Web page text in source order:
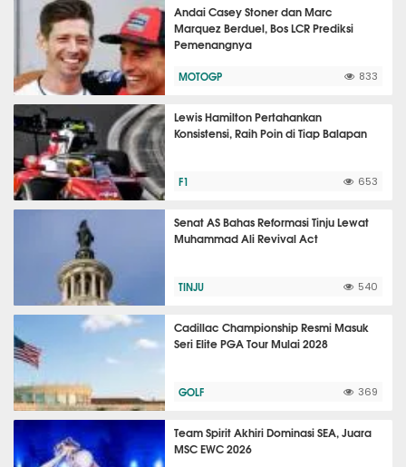
Andai Casey Stoner dan Marc
Marquez Berduel, Bos LCR Prediksi
Pemenangnya
MOTOGP 833
Lewis Hamilton Pertahankan
Konsistensi, Raih Poin di Tiap Balapan
F1 653
Senat AS Bahas Reformasi Tinju Lewat
Muhammad Ali Revival Act
TINJU 540
Cadillac Championship Resmi Masuk
Seri Elite PGA Tour Mulai 2028
GOLF 369
Team Spirit Akhiri Dominasi SEA, Juara
MSC EWC 2026